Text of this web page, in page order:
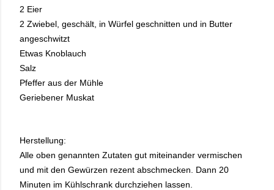
2 Eier
2 Zwiebel, geschält, in Würfel geschnitten und in Butter
angeschwitzt
Etwas Knoblauch
Salz
Pfeffer aus der Mühle
Geriebener Muskat
Herstellung:
Alle oben genannten Zutaten gut miteinander vermischen
und mit den Gewürzen rezent abschmecken. Dann 20
Minuten im Kühlschrank durchziehen lassen.